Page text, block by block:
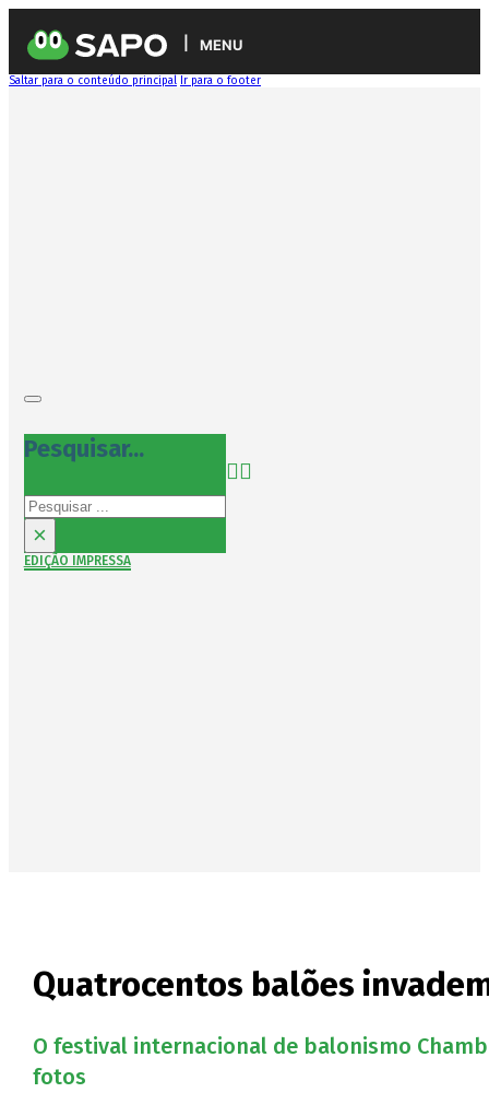
MENU
Saltar para o conteúdo principal Ir para o footer
Pesquisar...
Pesquisar
×
EDIÇÃO IMPRESSA
Quatrocentos balões
O festival internacional de balonismo
fotos